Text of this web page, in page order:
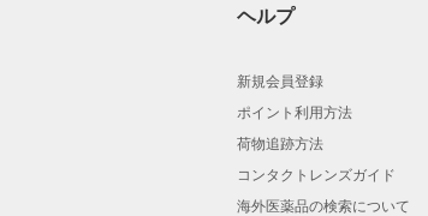
ヘルプ
新規会員登録
ポイント利用方法
荷物追跡方法
コンタクトレンズガイド
海外医薬品の検索について